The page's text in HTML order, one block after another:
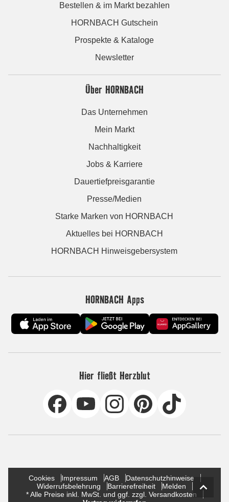
Bestellen & im Markt bezahlen
HORNBACH Gutschein
Prospekte & Kataloge
Newsletter
Über HORNBACH
Das Unternehmen
Mein Markt
Nachhaltigkeit
Jobs & Karriere
Dauertiefpreisgarantie
Presse/Medien
Starke Marken von HORNBACH
Aktuelles bei HORNBACH
HORNBACH Hinweisgebersystem
HORNBACH Apps
Hier fließt Herzblut
Cookies Impressum AGB
Datenschutzhinweise
Widerrufsbelehrung
Barrierefreiheit
Melden
* Alle Preise inkl. MwSt. und ggf. zzgl. Versandkosten